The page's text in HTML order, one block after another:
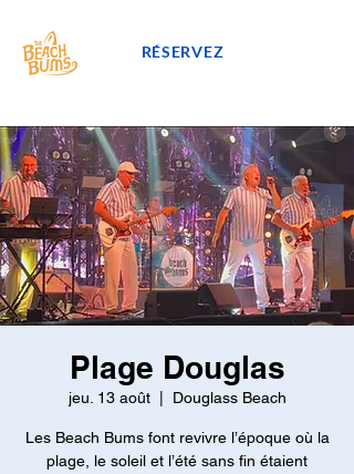
RÉSERVEZ
Plage Douglas
jeu. 13 août
  |
Douglass Beach
Les Beach Bums font revivre l’époque où la
plage, le soleil et l’été sans fin étaient